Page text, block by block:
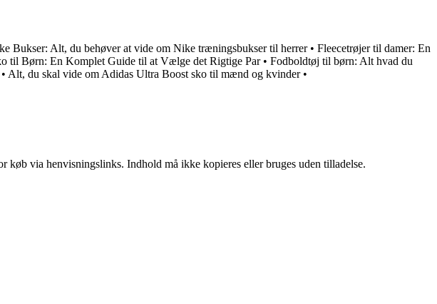
Bukser: Alt, du behøver at vide om Nike træningsbukser til herrer• Fleecetrøjer til damer: En
til Børn: En Komplet Guide til at Vælge det Rigtige Par• Fodboldtøj til børn: Alt hvad du
Alt, du skal vide om Adidas Ultra Boost sko til mænd og kvinder•
via henvisningslinks. Indhold må ikke kopieres eller bruges uden tilladelse.